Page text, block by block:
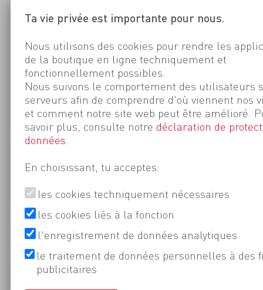
Ta vie privée est importante pour nous.
Nous utilisons des cookies pour rendre les
de la boutique en ligne techniquement et
fonctionnellement possibles.
Nous suivons le comportement des utilisateurs
serveurs afin de comprendre d'où viennent nos
et comment notre site web peut être amélioré.
savoir plus, consulte notre déclaration de
données
En choisissant, tu acceptes:
les cookies techniquement nécessaires
les cookies liés à la fonction
l'enregistrement de données analytiques
le traitement de données personnelles à des
publicitaires